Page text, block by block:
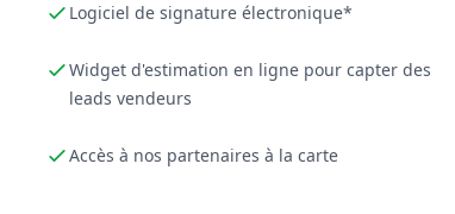
Logiciel de signature électronique*
Widget d'estimation en ligne pour capter des
leads vendeurs
Accès à nos partenaires à la carte